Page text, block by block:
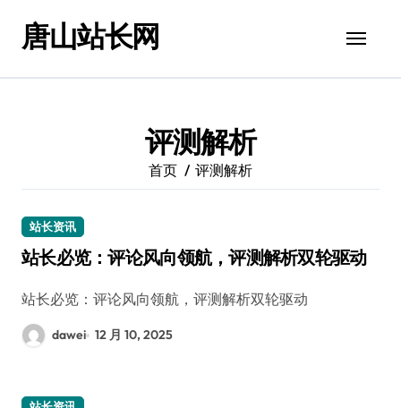
唐山站长网
评测解析
首页 评测解析
站长资讯
站长必览：评论风向领航，评测解析双轮驱动
站长必览：评论风向领航，评测解析双轮驱动
dawei 12 月 10, 2025